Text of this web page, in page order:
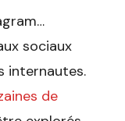
sociaux
internautes.
de